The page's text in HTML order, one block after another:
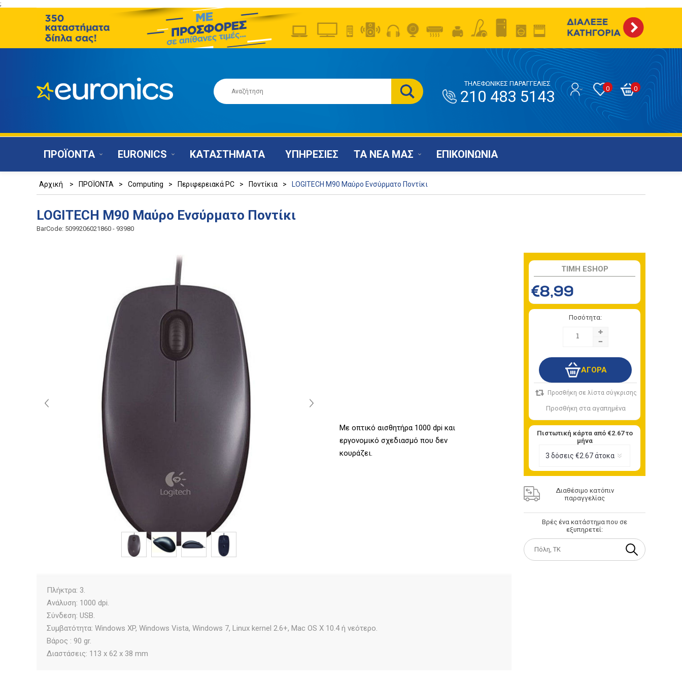
;
0
0
ΤΗΛΕΦΩΝΙΚΕΣ ΠΑΡΑΓΓΕΛΙΕΣ
210 483 5143
ΠΡΟΪΟΝΤΑ EURONICS ΚΑΤΑΣΤΗΜΑΤΑ ΥΠΗΡΕΣΙΕΣ ΤΑ ΝΕΑ ΜΑΣ ΕΠΙΚΟΙΝΩΝΙΑ
Αρχική > ΠΡΟΪΟΝΤΑ > Computing > Περιφερειακά PC > Ποντίκια > LOGITECH M90 Μαύρο Ενσύρματο Ποντίκι
LOGITECH M90 Μαύρο Ενσύρματο Ποντίκι
BarCode: 5099206021860 - 93980
Με οπτικό αισθητήρα 1000 dpi και
εργονομικό σχεδιασμό που δεν
κουράζει.
Πλήκτρα: 3.
Ανάλυση: 1000 dpi.
Σύνδεση: USB.
Συμβατότητα: Windows XP, Windows Vista, Windows 7, Linux kernel 2.6+, Mac OS X 10.4 ή νεότερο.
Βάρος : 90 gr.
Διαστάσεις: 113 x 62 x 38 mm
TIMH ESHOP
€8,99
Ποσότητα:
+
-
Πιστωτική κάρτα από €2.67το
μήνα
Διαθέσιμο κατόπιν
παραγγελίας
Βρές ένα κατάστημα που σε
εξυπηρετεί: